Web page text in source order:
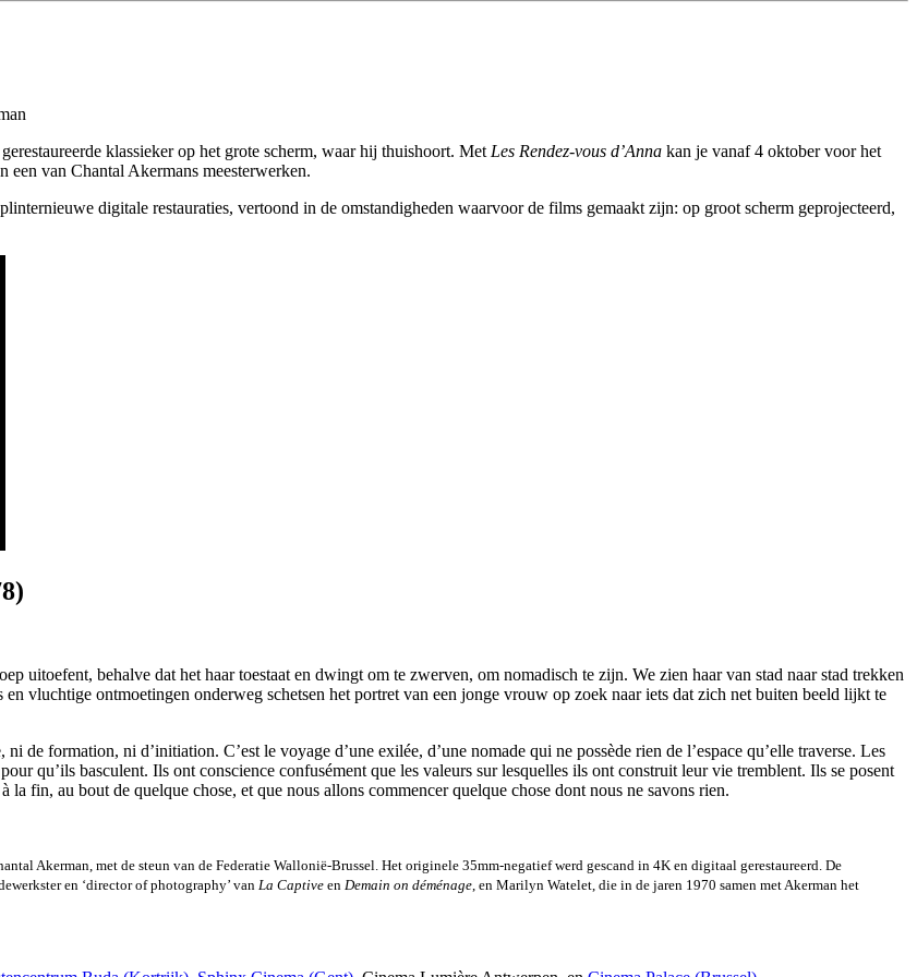
klassieker op het grote scherm, waar hij thuishoort. Met Les Rendez-vous d’Anna kan je vanaf 4 oktober voor het
een van Chantal Akermans meesterwerken.
digitale restauraties, vertoond in de omstandigheden waarvoor de films gemaakt zijn: op groot scherm geprojecteerd,
uitoefent, behalve dat het haar toestaat en dwingt om te zwerven, om nomadisch te zijn. We zien haar van stad naar stad trekken
vluchtige ontmoetingen onderweg schetsen het portret van een jonge vrouw op zoek naar iets dat zich net buiten beeld lijkt te
de formation, ni d’initiation. C’est le voyage d’une exilée, d’une nomade qui ne possède rien de l’espace qu’elle traverse. Les
qu’ils basculent. Ils ont conscience confusément que les valeurs sur lesquelles ils ont construit leur vie tremblent. Ils se posent
fin, au bout de quelque chose, et que nous allons commencer quelque chose dont nous ne savons rien.
Akerman, met de steun van de Federatie Wallonië-Brussel. Het originele 35mm-negatief werd gescand in 4K en digitaal gerestaureerd. De
en ‘director of photography’ van La Captive en Demain on déménage , en Marilyn Watelet, die in de jaren 1970 samen met Akerman het